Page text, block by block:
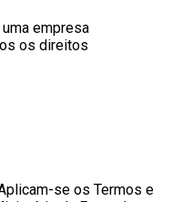
empresa
os direitos
se os Termos e